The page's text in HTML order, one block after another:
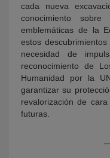
cada nueva
conocimiento
emblemáticas de la
estos
necesidad de
reconocimiento de
Humanidad por la
garantizar su
revalorización de
futuras.